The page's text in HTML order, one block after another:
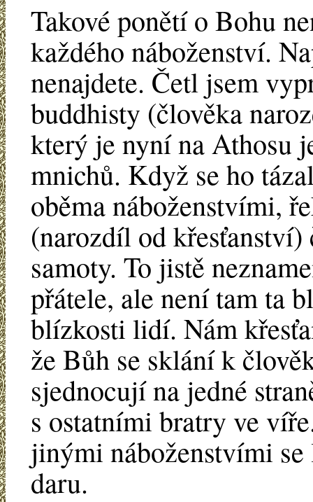
Takové ponětí o Bohu
každého náboženství.
nenajdete. Četl jsem
buddhisty (člověka
který je nyní na Athosu
mnichů. Když se ho
oběma náboženstvími,
(narozdíl od
samoty. To jistě
přátele, ale není tam ta
blízkosti lidí. Nám
že Bůh se sklání k
sjednocují na jedné
s ostatními bratry ve
jinými náboženstvími
daru.